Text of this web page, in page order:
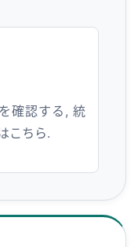
確認する, 統
こちら.